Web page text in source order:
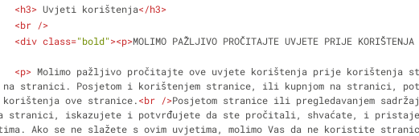
<h3> Uvjeti korištenja</h3>
<br />
<div class="bold"><p>MOLIMO PAŽLJIVO PROČITAJTE UVJETE PRIJE KORIŠTENJA
<p> Molimo pažljivo pročitajte ove uvjete korištenja prije korištenja
na stranici. Posjetom i korištenjem stranice, ili kupnjom na stranici,
korištenja ove stranice.<br />Posjetom stranice ili pregledavanjem
stranici, iskazujete i potvrđujete da ste pročitali, shvaćate, i
Ako se ne slažete s ovim uvjetima, molimo Vas da ne koristite